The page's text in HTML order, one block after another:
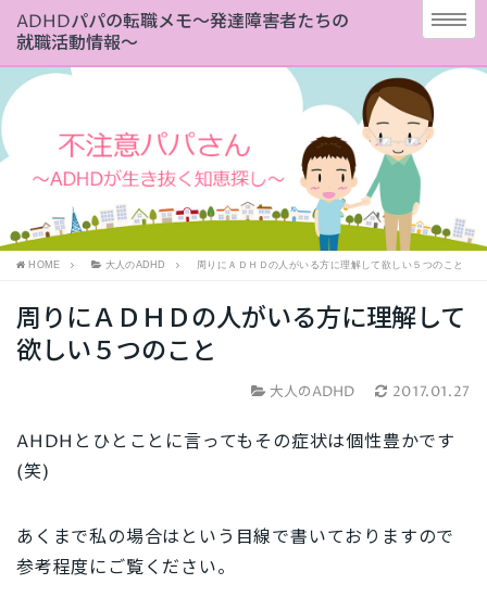
ADHDパパの転職メモ～発達障害者たちの
就職活動情報～
HOME 大人のADHD 周りにＡＤＨＤの人がいる方に理解して欲しい５つのこと
周りにＡＤＨＤの人がいる方に理解して
欲しい５つのこと
大人のADHD 2017.01.27
AHDHとひとことに言ってもその症状は個性豊かです
(笑)
あくまで私の場合はという目線で書いておりますので
参考程度にご覧ください。